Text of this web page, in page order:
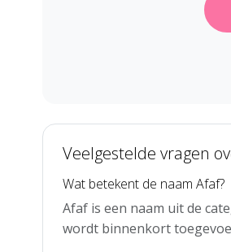
Veelgestelde vragen
Wat betekent de naam Afaf?
Afaf is een naam uit de
wordt binnenkort